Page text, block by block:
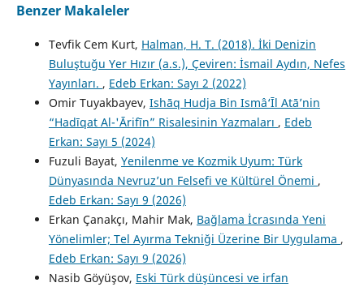
Benzer Makaleler
Tevfik Cem Kurt, Halman, H. T. (2018). İki Denizin
Buluştuğu Yer Hızır (a.s.), Çeviren: İsmail Aydın, Nefes
Yayınları. , Edeb Erkan: Sayı 2 (2022)
Omir Tuyakbayev, Ishāq Hudja Bin Ismâ‘Īl Atā’nin
“Hadīqat Al-'Ārifīn” Risalesinin Yazmaları , Edeb
Erkan: Sayı 5 (2024)
Fuzuli Bayat, Yenilenme ve Kozmik Uyum: Türk
Dünyasında Nevruz’un Felsefi ve Kültürel Önemi ,
Edeb Erkan: Sayı 9 (2026)
Erkan Çanakçı, Mahir Mak, Bağlama İcrasında Yeni
Yönelimler; Tel Ayırma Tekniği Üzerine Bir Uygulama ,
Edeb Erkan: Sayı 9 (2026)
Nasib Göyüşov, Eski Türk düşüncesi ve irfan